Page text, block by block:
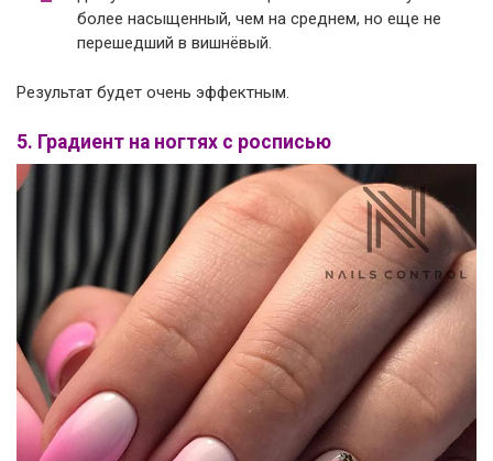
более насыщенный, чем на среднем, но еще не
перешедший в вишнёвый.
Результат будет очень эффектным.
5. Градиент на ногтях с росписью